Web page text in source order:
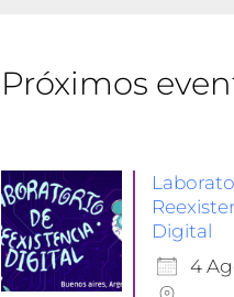
Próximos
Digital
4